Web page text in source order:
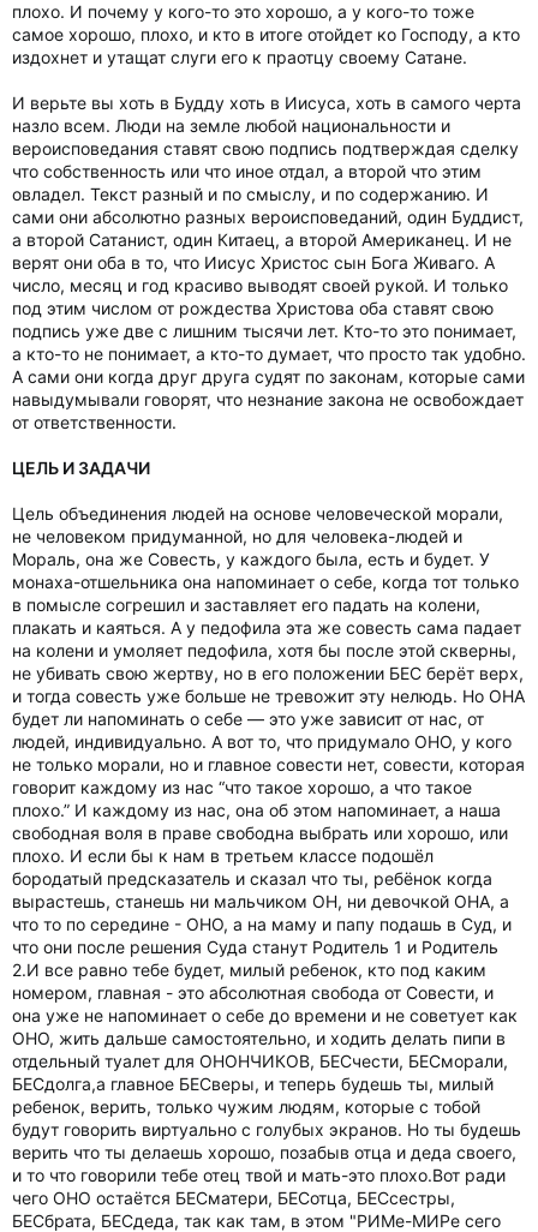
плохо. И почему у кого-то это хорошо, а у кого-то тоже
самое хорошо, плохо, и кто в итоге отойдет ко Господу, а кто
издохнет и утащат слуги его к праотцу своему Сатане.
И верьте вы хоть в Будду хоть в Иисуса, хоть в самого черта
назло всем. Люди на земле любой национальности и
вероисповедания ставят свою подпись подтверждая сделку
что собственность или что иное отдал, а второй что этим
овладел. Текст разный и по смыслу, и по содержанию. И
сами они абсолютно разных вероисповеданий, один Буддист,
а второй Сатанист, один Китаец, а второй Американец. И не
верят они оба в то, что Иисус Христос сын Бога Живаго. А
число, месяц и год красиво выводят своей рукой. И только
под этим числом от рождества Христова оба ставят свою
подпись уже две с лишним тысячи лет. Кто-то это понимает,
а кто-то не понимает, а кто-то думает, что просто так удобно.
А сами они когда друг друга судят по законам, которые сами
навыдумывали говорят, что незнание закона не освобождает
от ответственности.
ЦЕЛЬ И ЗАДАЧИ
Цель объединения людей на основе человеческой морали,
не человеком придуманной, но для человека-людей и
Мораль, она же Совесть, у каждого была, есть и будет. У
монаха-отшельника она напоминает о себе, когда тот только
в помысле согрешил и заставляет его падать на колени,
плакать и каяться. А у педофила эта же совесть сама падает
на колени и умоляет педофила, хотя бы после этой скверны,
не убивать свою жертву, но в его положении БЕС берёт верх,
и тогда совесть уже больше не тревожит эту нелюдь. Но ОНА
будет ли напоминать о себе — это уже зависит от нас, от
людей, индивидуально. А вот то, что придумало ОНО, у кого
не только морали, но и главное совести нет, совести, которая
говорит каждому из нас “что такое хорошо, а что такое
плохо.” И каждому из нас, она об этом напоминает, а наша
свободная воля в праве свободна выбрать или хорошо, или
плохо. И если бы к нам в третьем классе подошёл
бородатый предсказатель и сказал что ты, ребёнок когда
вырастешь, станешь ни мальчиком ОН, ни девочкой ОНА, а
что то по середине - ОНО, а на маму и папу подашь в Суд, и
что они после решения Суда станут Родитель 1 и Родитель
2.И все равно тебе будет, милый ребенок, кто под каким
номером, главная - это абсолютная свобода от Совести, и
она уже не напоминает о себе до времени и не советует как
ОНО, жить дальше самостоятельно, и ходить делать пипи в
отдельный туалет для ОНОНЧИКОВ, БЕСчести, БЕСморали,
БЕСдолга,а главное БЕСверы, и теперь будешь ты, милый
ребенок, верить, только чужим людям, которые с тобой
будут говорить виртуально с голубых экранов. Но ты будешь
верить что ты делаешь хорошо, позабыв отца и деда своего,
и то что говорили тебе отец твой и мать-это плохо.Вот ради
чего ОНО остаётся БЕСматери, БЕСотца, БЕСсестры,
БЕСбрата, БЕСдеда, так как там, в этом "РИМе-МИРе сего